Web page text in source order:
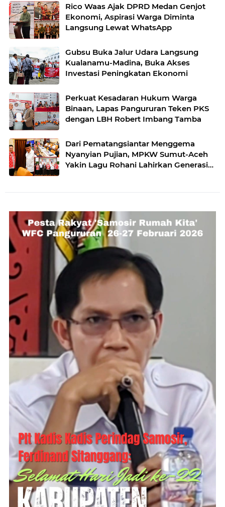
Rico Waas Ajak DPRD Medan Genjot
Ekonomi, Aspirasi Warga Diminta
Langsung Lewat WhatsApp
Gubsu Buka Jalur Udara Langsung
Kualanamu-Madina, Buka Akses
Investasi Peningkatan Ekonomi
Perkuat Kesadaran Hukum Warga
Binaan, Lapas Pangururan Teken PKS
dengan LBH Robert Imbang Tamba
Dari Pematangsiantar Menggema
Nyanyian Pujian, MPKW Sumut-Aceh
Yakin Lagu Rohani Lahirkan Generasi